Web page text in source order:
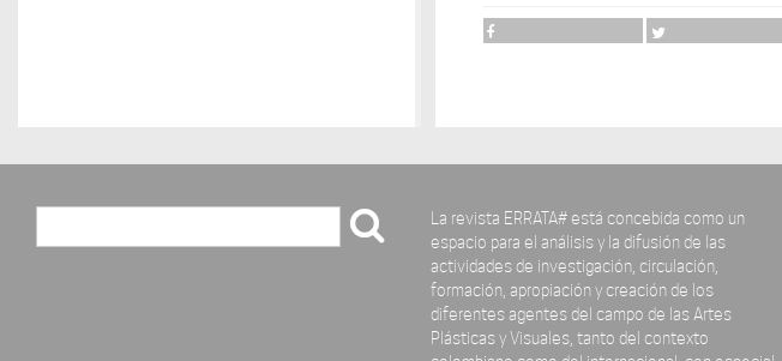
La revista ERRATA# está concebida como un
espacio para el análisis y la difusión de las
actividades de investigación, circulación,
formación, apropiación y creación de los
diferentes agentes del campo de las Artes
Plásticas y Visuales, tanto del contexto